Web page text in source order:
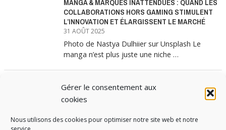
Gérer le consentement aux
cookies
Nous utilisons des cookies pour optimiser notre site web et notre
MANGA & MARQUES INATTENDUES : QUAND LES
COLLABORATIONS HORS GAMING STIMULENT
L’INNOVATION ET ÉLARGISSENT LE MARCHÉ
31 AOÛT 2025
Photo de Nastya Dulhiier sur Unsplash Le
manga n’est plus juste une niche …
MANGA & MARQUES : ANATOMIE D’UNE
ALLIANCE MARKETING GAGNANTE
Les interminables files d’attente devant les